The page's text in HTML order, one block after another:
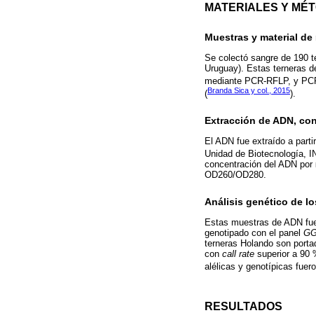
MATERIALES Y
Muestras y material de
Se colectó sangre de 190
Uruguay). Estas terneras
mediante PCR-RFLP, y
(Branda Sica y col., 2015).
Extracción de ADN,
El ADN fue extraído a
Unidad de Biotecnología,
concentración del ADN por
OD260/OD280.
Análisis genético de
Estas muestras de ADN
genotipado con el panel
terneras Holando son
con call rate superior a 90
alélicas y genotípicas
RESULTADOS